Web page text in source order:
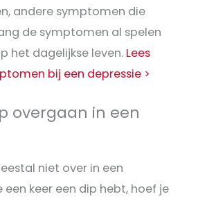
andere symptomen die
de symptomen al spelen
het dagelijkse leven. Lees
bij een depressie >
overgaan in een
niet over in een
een keer een dip hebt, hoef je